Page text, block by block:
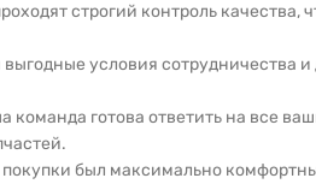
строгий контроль качества,
условия сотрудничества и
команда готова ответить на все
был максимально